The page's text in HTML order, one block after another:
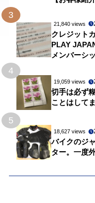
3
21,840 views
クレジット
PLAY
メンバーシ
4
19,059 views
切手は必ず
ことはして
5
18,627 views
バイクのジ
ター。一度